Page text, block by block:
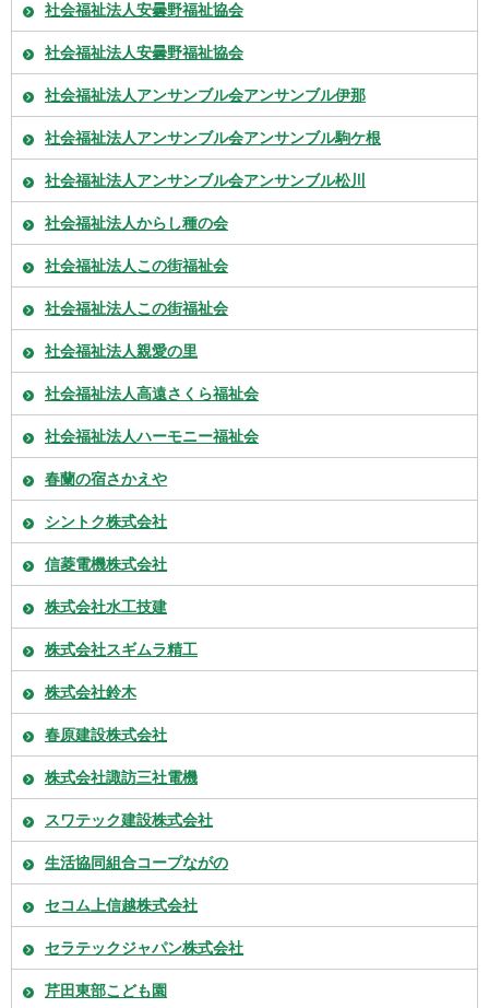
社会福祉法人安曇野福祉協会
社会福祉法人安曇野福祉協会
社会福祉法人アンサンブル会アンサンブル伊那
社会福祉法人アンサンブル会アンサンブル駒ケ根
社会福祉法人アンサンブル会アンサンブル松川
社会福祉法人からし種の会
社会福祉法人この街福祉会
社会福祉法人この街福祉会
社会福祉法人親愛の里
社会福祉法人高遠さくら福祉会
社会福祉法人ハーモニー福祉会
春蘭の宿さかえや
シントク株式会社
信菱電機株式会社
株式会社水工技建
株式会社スギムラ精工
株式会社鈴木
春原建設株式会社
株式会社諏訪三社電機
スワテック建設株式会社
生活協同組合コープながの
セコム上信越株式会社
セラテックジャパン株式会社
芹田東部こども園